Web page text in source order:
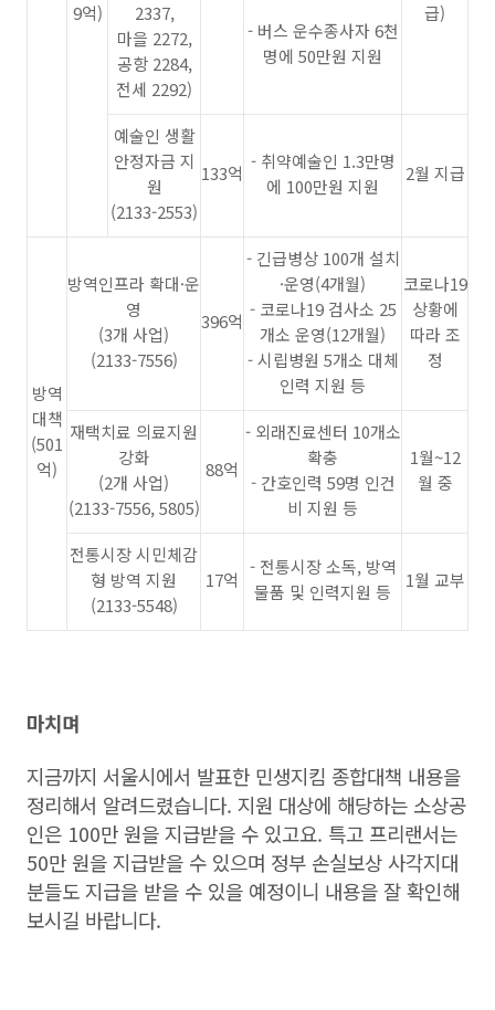
9억)
2337,
마을 2272,
공항 2284,
전세 2292)
급)
- 버스 운수종사자 6천
명에 50만원 지원
예술인 생활
안정자금 지
원
(2133-2553)
133억
- 취약예술인 1.3만명
에 100만원 지원
2월 지급
방역
대책
(501
억)
방역인프라 확대·운
영
(3개 사업)
(2133-7556)
396억
- 긴급병상 100개 설치
·운영(4개월)
- 코로나19 검사소 25
개소 운영(12개월)
- 시립병원 5개소 대체
인력 지원 등
코로나19
상황에
따라 조
정
재택치료 의료지원
강화
(2개 사업)
(2133-7556, 5805)
88억
- 외래진료센터 10개소
확충
- 간호인력 59명 인건
비 지원 등
1월~12
월 중
전통시장 시민체감
형 방역 지원
(2133-5548)
17억
- 전통시장 소독, 방역
물품 및 인력지원 등
1월 교부
마치며
지금까지 서울시에서 발표한 민생지킴 종합대책 내용을
정리해서 알려드렸습니다. 지원 대상에 해당하는 소상공
인은 100만 원을 지급받을 수 있고요. 특고 프리랜서는
50만 원을 지급받을 수 있으며 정부 손실보상 사각지대
분들도 지급을 받을 수 있을 예정이니 내용을 잘 확인해
보시길 바랍니다.